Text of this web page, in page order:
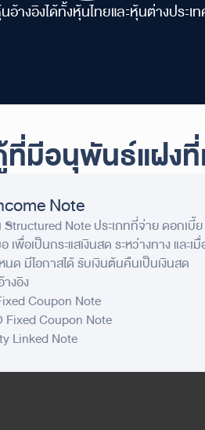
อ้างอิงได้ทั้งหุ้นไทยและหุ้นต่างประเ
ที่มีอนุพันธ์แฝงที่
Note
Structured Note ประเภทที่จ่าย ดอกเบี้ย
เพื่อเป็นกระแสเงินสด ระหว่างทาง และเมื่
ด มีโอกาสได้ รับเงินต้นคืนเป็นเงินสด
งอิง
Coupon Note
Fixed Coupon Note
Linked Note